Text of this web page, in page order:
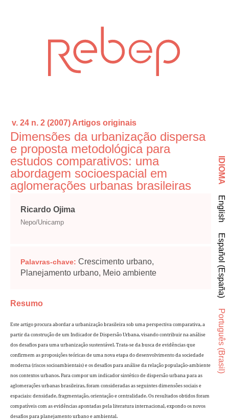
v. 24 n. 2 (2007) Artigos originais
Dimensões da urbanização dispersa
e proposta metodológica para
estudos comparativos: uma
abordagem socioespacial em
aglomerações urbanas brasileiras
Ricardo Ojima
Nepo/Unicamp
Palavras-chave: Crescimento urbano,
Planejamento urbano, Meio ambiente
Resumo
Este artigo procura abordar a urbanização brasileira sob uma perspectiva comparativa, a
partir da construção de um Indicador de Dispersão Urbana, visando contribuir na análise
dos desafios para uma urbanização sustentável. Trata-se da busca de evidências que
confirmem as proposições teóricas de uma nova etapa do desenvolvimento da sociedade
moderna (riscos socioambientais) e os desafios para análise da relação população-ambiente
nos contextos urbanos. Para compor um indicador sintético de dispersão urbana para as
aglomerações urbanas brasileiras, foram consideradas as seguintes dimensões sociais e
espaciais: densidade, fragmentação, orientação e centralidade. Os resultados obtidos foram
compatíveis com as evidências apontadas pela literatura internacional, expondo os novos
desafios para planejamento urbano e ambiental.
IDIOMA
English
Español (España)
Português (Brasil)